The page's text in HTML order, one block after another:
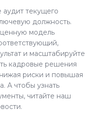
аудит текущего
должность.
модель
и масштабируйте
кадровые решения
риски и повышая
А чтобы узнать
читайте наш